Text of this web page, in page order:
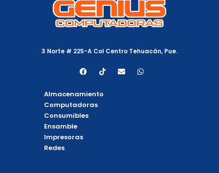
3 Norte # 225-A Col Centro Tehuacán, Pue.
F
a
e
b
o
k
T
i
o
E
n
W
h
Almacenamiento
Computadoras
Consumibles
Ensamble
Impresoras
Redes